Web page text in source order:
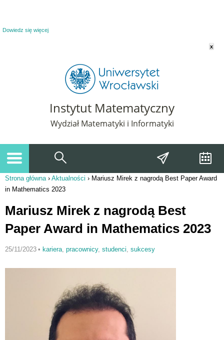
Dowiedz się więcej
x
Instytut Matematyczny
Wydział Matematyki i Informatyki
Jesteś tutaj
Strona główna› Aktualności › Mariusz Mirek z nagrodą Best Paper Award
in Mathematics 2023
Mariusz Mirek z nagrodą Best
Paper Award in Mathematics 2023
25/11/2023 • kariera, pracownicy, studenci, sukcesy